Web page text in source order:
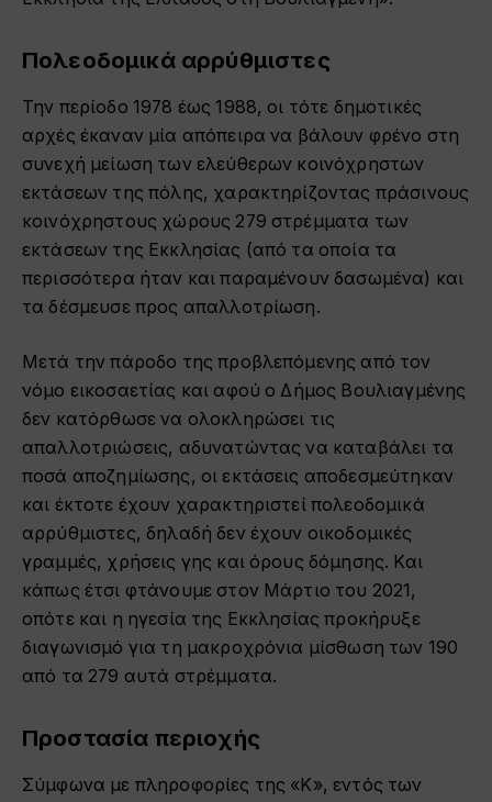
Πολεοδομικά αρρύθμιστες
Την περίοδο 1978 έως 1988, οι τότε δημοτικές
αρχές έκαναν μία απόπειρα να βάλουν φρένο στη
συνεχή μείωση των ελεύθερων κοινόχρηστων
εκτάσεων της πόλης, χαρακτηρίζοντας πράσινους
κοινόχρηστους χώρους 279 στρέμματα των
εκτάσεων της Εκκλησίας (από τα οποία τα
περισσότερα ήταν και παραμένουν δασωμένα) και
τα δέσμευσε προς απαλλοτρίωση.
Μετά την πάροδο της προβλεπόμενης από τον
νόμο εικοσαετίας και αφού ο Δήμος Βουλιαγμένης
δεν κατόρθωσε να ολοκληρώσει τις
απαλλοτριώσεις, αδυνατώντας να καταβάλει τα
ποσά αποζημίωσης, οι εκτάσεις αποδεσμεύτηκαν
και έκτοτε έχουν χαρακτηριστεί πολεοδομικά
αρρύθμιστες, δηλαδή δεν έχουν οικοδομικές
γραμμές, χρήσεις γης και όρους δόμησης. Και
κάπως έτσι φτάνουμε στον Μάρτιο του 2021,
οπότε και η ηγεσία της Εκκλησίας προκήρυξε
διαγωνισμό για τη μακροχρόνια μίσθωση των 190
από τα 279 αυτά στρέμματα.
Προστασία περιοχής
Σύμφωνα με πληροφορίες της «Κ», εντός των